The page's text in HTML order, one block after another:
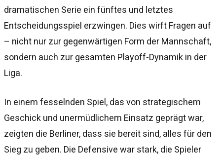
dramatischen Serie ein fünftes und letztes
Entscheidungsspiel erzwingen. Dies wirft Fragen auf
– nicht nur zur gegenwärtigen Form der Mannschaft,
sondern auch zur gesamten Playoff-Dynamik in der
Liga.
In einem fesselnden Spiel, das von strategischem
Geschick und unermüdlichem Einsatz geprägt war,
zeigten die Berliner, dass sie bereit sind, alles für den
Sieg zu geben. Die Defensive war stark, die Spieler